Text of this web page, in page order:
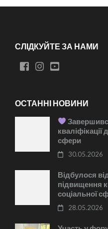
СЛІДКУЙТЕ ЗА НАМИ
ОСТАННІ НОВИНИ
кваліфікації
сфери
30.05.2026
Відбулося
підвищення
соціальної
28.05.2026